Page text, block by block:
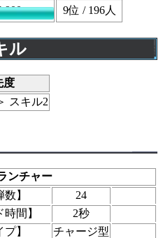
9位 / 196人
ル
度
スキル2
ンチャー
数】
24
時間】
2秒
プ】
チャージ型